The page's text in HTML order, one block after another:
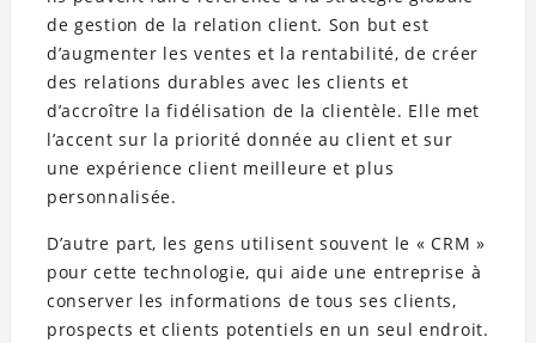
de gestion de la relation client. Son but est
d’augmenter les ventes et la rentabilité, de créer
des relations durables avec les clients et
d’accroître la fidélisation de la clientèle. Elle met
l’accent sur la priorité donnée au client et sur
une expérience client meilleure et plus
personnalisée.
D’autre part, les gens utilisent souvent le « CRM »
pour cette technologie, qui aide une entreprise à
conserver les informations de tous ses clients,
prospects et clients potentiels en un seul endroit.